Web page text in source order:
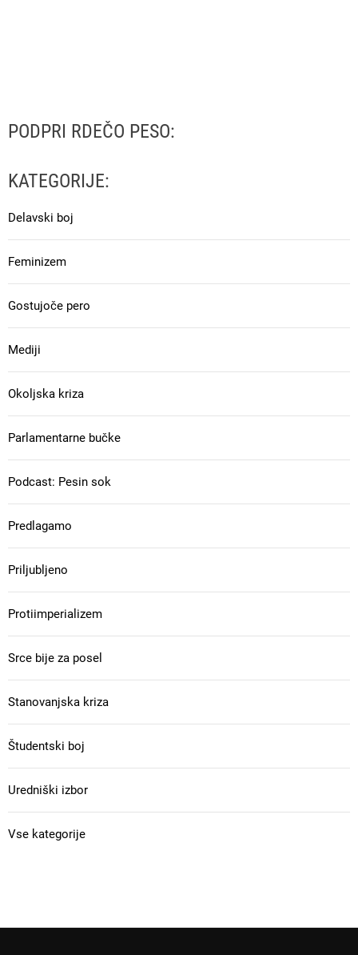
PODPRI RDEČO PESO:
KATEGORIJE:
Delavski boj
Feminizem
Gostujoče pero
Mediji
Okoljska kriza
Parlamentarne bučke
Podcast: Pesin sok
Predlagamo
Priljubljeno
Protiimperializem
Srce bije za posel
Stanovanjska kriza
Študentski boj
Uredniški izbor
Vse kategorije